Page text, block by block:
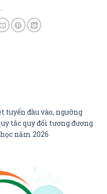
tuyển đầu vào, ngưỡng
tắc quy đổi tương đương
năm 2026